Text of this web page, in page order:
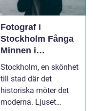
Fotograf i
Stockholm Fånga
Minnen i
Huvudstaden
Stockholm, en skönhet
till stad där det
historiska möter det
moderna. Ljuset